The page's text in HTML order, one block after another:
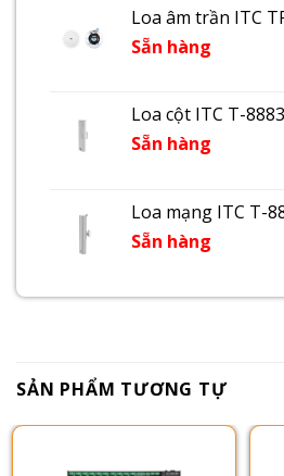
Loa âm trần ITC
Sẵn hàng
Loa cột ITC T-
Sẵn hàng
Loa mạng ITC T-
Sẵn hàng
SẢN PHẨM TƯƠNG TỰ